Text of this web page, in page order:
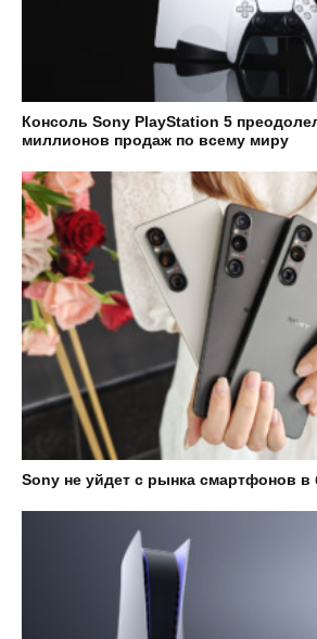
Консоль Sony PlayStation 5
миллионов продаж по всему миру
Sony не уйдет с рынка смартфонов